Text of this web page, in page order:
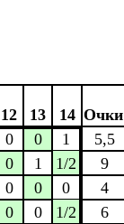
12 13 14 Очки
0 0 1 5,5
0 1 1/2 9
0 0 0 4
0 0 1/2 6